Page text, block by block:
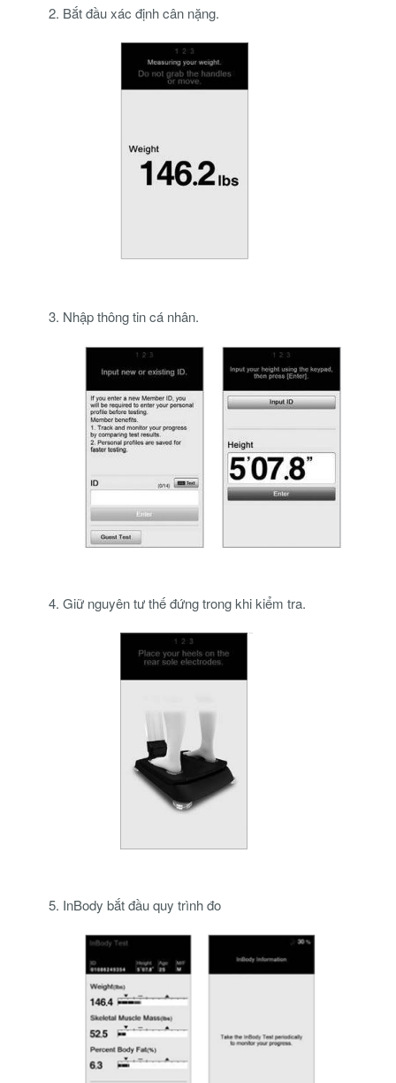
2. Bắt đầu xác định cân nặng.
3. Nhập thông tin cá nhân.
4. Giữ nguyên tư thế đứng trong khi kiểm tra.
5. InBody bắt đầu quy trình đo